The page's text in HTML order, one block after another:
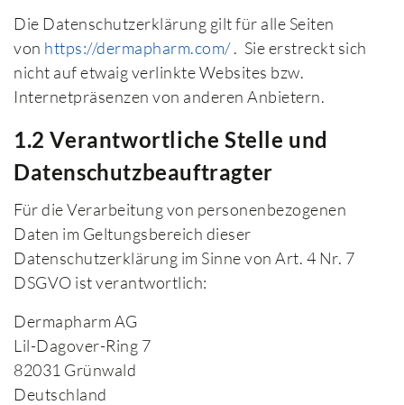
Die Datenschutzerklärung gilt für alle Seiten
von https://dermapharm.com/. Sie erstreckt sich
nicht auf etwaig verlinkte Websites bzw.
Internetpräsenzen von anderen Anbietern.
1.2 Verantwortliche Stelle und
Datenschutzbeauftragter
Für die Verarbeitung von personenbezogenen
Daten im Geltungsbereich dieser
Datenschutzerklärung im Sinne von Art. 4 Nr. 7
DSGVO ist verantwortlich:
Dermapharm AG
Lil-Dagover-Ring 7
82031 Grünwald
Deutschland